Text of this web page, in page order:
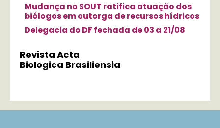
Mudança no SOUT ratifica atuação dos
biólogos em outorga de recursos hídricos
Delegacia do DF fechada de 03 a 21/08
Revista Acta
Biologica Brasiliensia